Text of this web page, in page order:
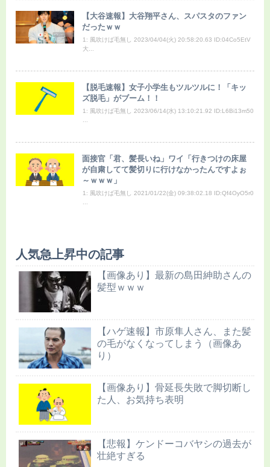
【大谷速報】大谷翔平さん、スパスタのファン
だったｗｗ
1: 風吹けば毛無し 2023/04/04(火) 20:58:20.63 ID:04Co5EtV
大...
【脱毛速報】女子小学生もツルツルに！「キッ
ズ脱毛」がブーム！！
1: 風吹けば毛無し 2023/06/14(水) 13:10:21.92 ID:L6Bi13m50
面接官「君、髪長いね」ワイ「行きつけの床屋
が自粛してて髪切りに行けなかったんですよぉ
～ｗｗｗ」
1: 風吹けば毛無し 2021/01/22(金) 09:38:02.18 ID:Qf4OyO5r0
人気急上昇中の記事
【画像あり】最新の島田紳助さんの
髪型ｗｗｗ
【ハゲ速報】市原隼人さん、また髪
の毛がなくなってしまう（画像あ
り）
【画像あり】骨延長失敗で脚切断し
た人、お気持ち表明
【悲報】ケンドーコバヤシの過去が
壮絶すぎる